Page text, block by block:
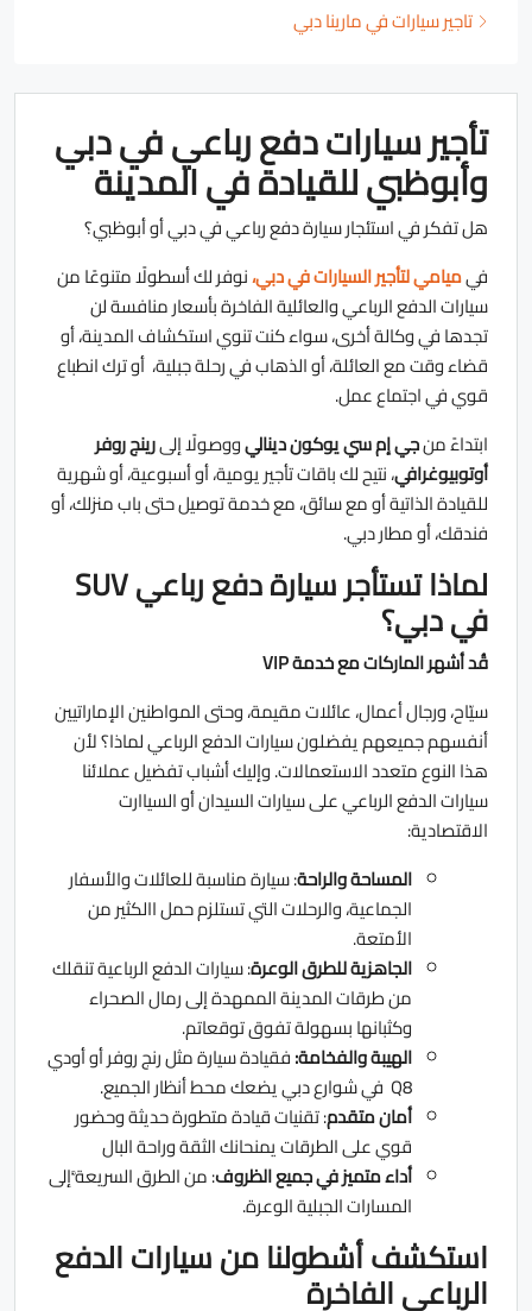
تاجير سيارات في مارينا دبي
تأجير سيارات دفع رباعي في دبي
وأبوظبي للقيادة في المدينة
هل تفكر في استئجار سيارة دفع رباعي في دبي أو أبوظبي؟
فيميامي لتأجير السيارات في دبي،نوفر لك أسطولًا متنوعًا من
سيارات الدفع الرباعي والعائلية الفاخرة بأسعار منافسة لن
تجدها في وكالة أخرى، سواء كنت تنوي استكشاف المدينة، أو
قضاء وقت مع العائلة، أو الذهاب في رحلة جبلية، أو ترك انطباع
قوي في اجتماع عمل.
ابتداءً منجي إم سي يوكون ديناليووصولًا إلىرينج روفر
أوتوبيوغرافي، نتيح لك باقات تأجير يومية، أو أسبوعية، أو شهرية
للقيادة الذاتية أو مع سائق، مع خدمة توصيل حتى باب منزلك، أو
فندقك، أو مطار دبي.
لماذا تستأجر سيارة دفع رباعي SUV
في دبي؟
قُد أشهر الماركات مع خدمة VIP
سيّاح، ورجال أعمال، عائلات مقيمة، وحتى المواطنين الإماراتيين
أنفسهم جميعهم يفضلون سيارات الدفع الرباعي لماذا؟ لأن
هذا النوع متعدد الاستعمالات. وإليك أشباب تفضيل عملائنا
سيارات الدفع الرباعي على سيارات السيدان أو السياارت
الاقتصادية:
المساحة والراحة: سيارة مناسبة للعائلات والأسفار
الجماعية، والرحلات التي تستلزم حمل االكثير من
الأمتعة.
الجاهزية للطرق الوعرة: سيارات الدفع الرباعية تنقلك
من طرقات المدينة الممهدة إلى رمال الصحراء
وكثبانها بسهولة تفوق توقعاتم.
الهيبة والفخامة:فقيادة سيارة مثل رنج روفر أو أودي
Q8 في شوارع دبي يضعك محط أنظار الجميع.
أمان متقدم: تقنيات قيادة متطورة حديثة وحضور
قوي على الطرقات يمنحانك الثقة وراحة البال
أداء متميز في جميع الظروف: من الطرق السريعة َّإلى
المسارات الجبلية الوعرة.
استكشف أشطولنا من سيارات الدفع
الرباعي الفاخرة